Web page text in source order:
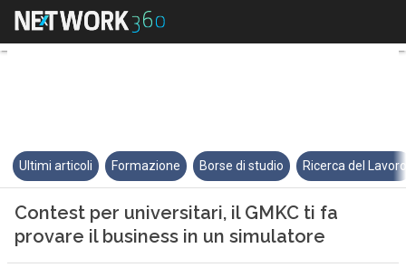
Contest per universitari, il
Ultimi articoli Formazione Borse di studio Ricerca del
Contest per universitari, il GMKC ti fa
provare il business in un simulatore